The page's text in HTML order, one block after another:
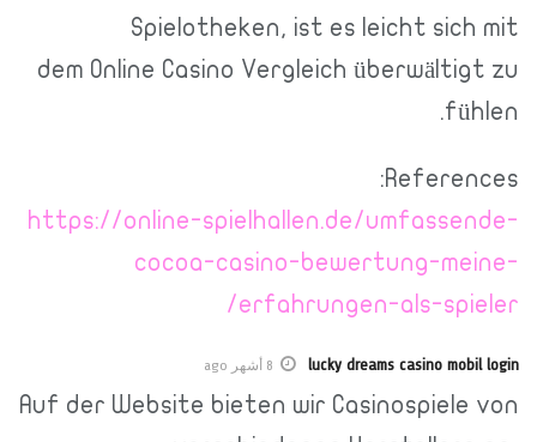
Spielotheken, ist es leicht
dem Online Casino Vergleich
https://online-spielhallen.de/
cocoa-casino-bewertung-
erfahrungen-als-
lucky dreams casino 8 أشهر ago
Auf der Website bieten wir